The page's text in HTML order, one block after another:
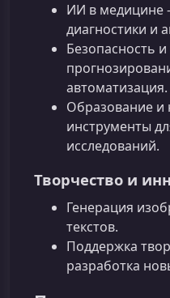
ИИ в медицине
диагностики и
Безопасность
автоматизация.
Образование
инструменты
исследований.
Творчество и
Генерация
текстов.
Поддержка
разработка